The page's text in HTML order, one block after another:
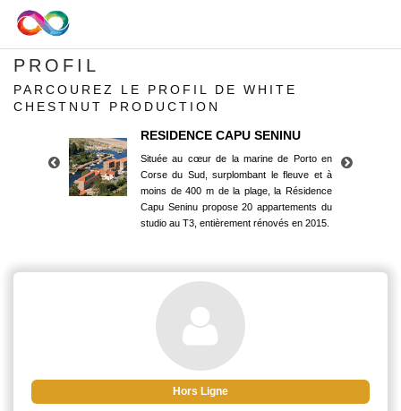
PROFIL
PARCOUREZ LE PROFIL DE WHITE
CHESTNUT PRODUCTION
RESIDENCE CAPU SENINU
Située au cœur de la marine de Porto en
Corse du Sud, surplombant le fleuve et à
moins de 400 m de la plage, la Résidence
Capu Seninu propose 20 appartements du
studio au T3, entièrement rénovés en 2015.
Corse du Sud, surplombant le fleuve et à
moins de 400 m de la plage, la Résidence
Capu Seninu propose 20 appartements du
studio au T3, entièrement rénovés en 2015.
Hors Ligne